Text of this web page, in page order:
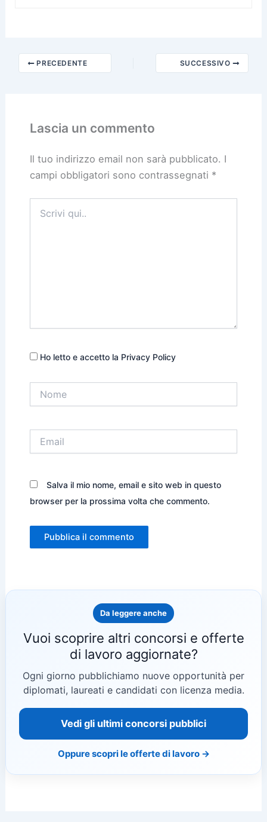
PRECEDENTE SUCCESSIVO
Lascia un commento
Il tuo indirizzo email non sarà pubblicato. I
campi obbligatori sono contrassegnati *
qui..
Ho letto e accetto la Privacy Policy
Salva il mio nome, email e sito web in questo
browser per la prossima volta che commento.
Da leggere anche
Vuoi scoprire altri concorsi e offerte
di lavoro aggiornate?
Ogni giorno pubblichiamo nuove opportunità per
diplomati, laureati e candidati con licenza media.
Vedi gli ultimi concorsi pubblici
Oppure scopri le offerte di lavoro →